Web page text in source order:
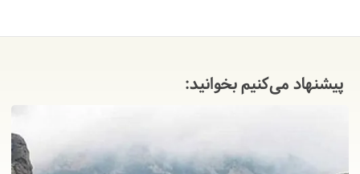
پیشنهاد می‌کنیم بخوانید: